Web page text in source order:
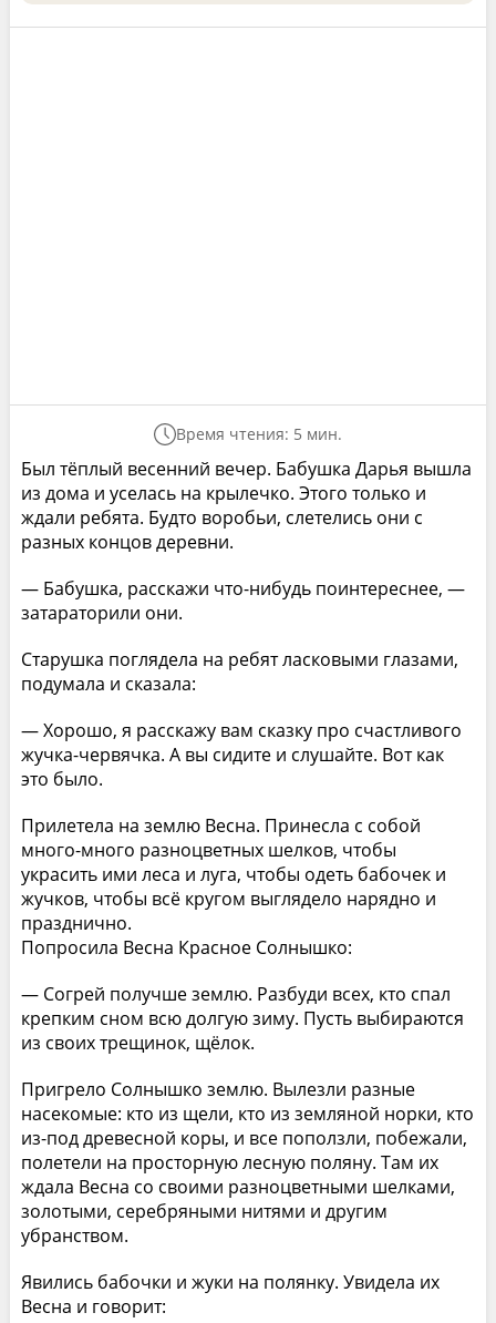
Время чтения: 5 мин.
Был тёплый весенний вечер. Бабушка Дарья вышла
из дома и уселась на крылечко. Этого только и
ждали ребята. Будто воробьи, слетелись они с
разных концов деревни.
— Бабушка, расскажи что-нибудь поинтереснее, —
затараторили они.
Старушка поглядела на ребят ласковыми глазами,
подумала и сказала:
— Хорошо, я расскажу вам сказку про счастливого
жучка-червячка. А вы сидите и слушайте. Вот как
это было.
Прилетела на землю Весна. Принесла с собой
много-много разноцветных шелков, чтобы
украсить ими леса и луга, чтобы одеть бабочек и
жучков, чтобы всё кругом выглядело нарядно и
празднично.
Попросила Весна Красное Солнышко:
— Согрей получше землю. Разбуди всех, кто спал
крепким сном всю долгую зиму. Пусть выбираются
из своих трещинок, щёлок.
Пригрело Солнышко землю. Вылезли разные
насекомые: кто из щели, кто из земляной норки, кто
из-под древесной коры, и все поползли, побежали,
полетели на просторную лесную поляну. Там их
ждала Весна со своими разноцветными шелками,
золотыми, серебряными нитями и другим
убранством.
Явились бабочки и жуки на полянку. Увидела их
Весна и говорит: